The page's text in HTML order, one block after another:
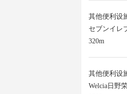
其他便利设
セブンイレ
320m
其他便利设
Welcia日野